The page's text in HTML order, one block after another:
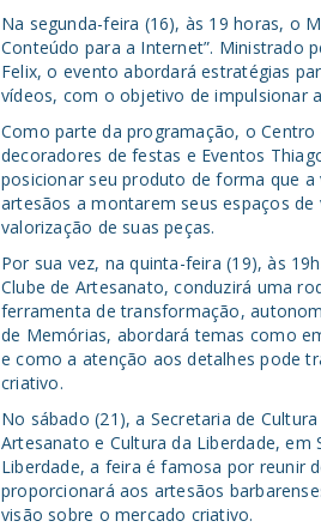
Na segunda-feira (16), às 19 horas, o
Conteúdo para a Internet”. Ministrado
Felix, o evento abordará estratégias
vídeos, com o objetivo de impulsionar
Como parte da programação, o
decoradores de festas e Eventos
posicionar seu produto de forma que
artesãos a montarem seus espaços
valorização de suas peças.
Por sua vez, na quinta-feira (19), às
Clube de Artesanato, conduzirá uma
ferramenta de transformação,
de Memórias, abordará temas como
e como a atenção aos detalhes pode
criativo.
No sábado (21), a Secretaria de
Artesanato e Cultura da Liberdade, em
Liberdade, a feira é famosa por reunir
proporcionará aos artesãos
visão sobre o mercado criativo.